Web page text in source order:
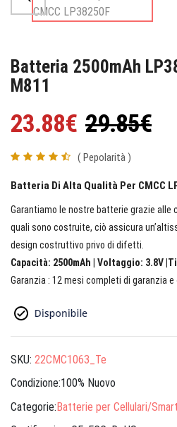
Batteria 2500mAh
M811
23.88€ 29.85€
( Pepolarità )
Batteria Di Alta Qualità Per CMCC
Garantiamo le nostre batterie grazie alle
quali sono costruite, ciò assicura
design costruttivo privo di difetti.
Capacità: 2500mAh | Voltaggio: 3.8V
Garanzia : 12 mesi completi di garanzia
SKU: 22CMC1063_Te
Condizione:100% Nuovo
Categorie:Batterie per Cellulari/